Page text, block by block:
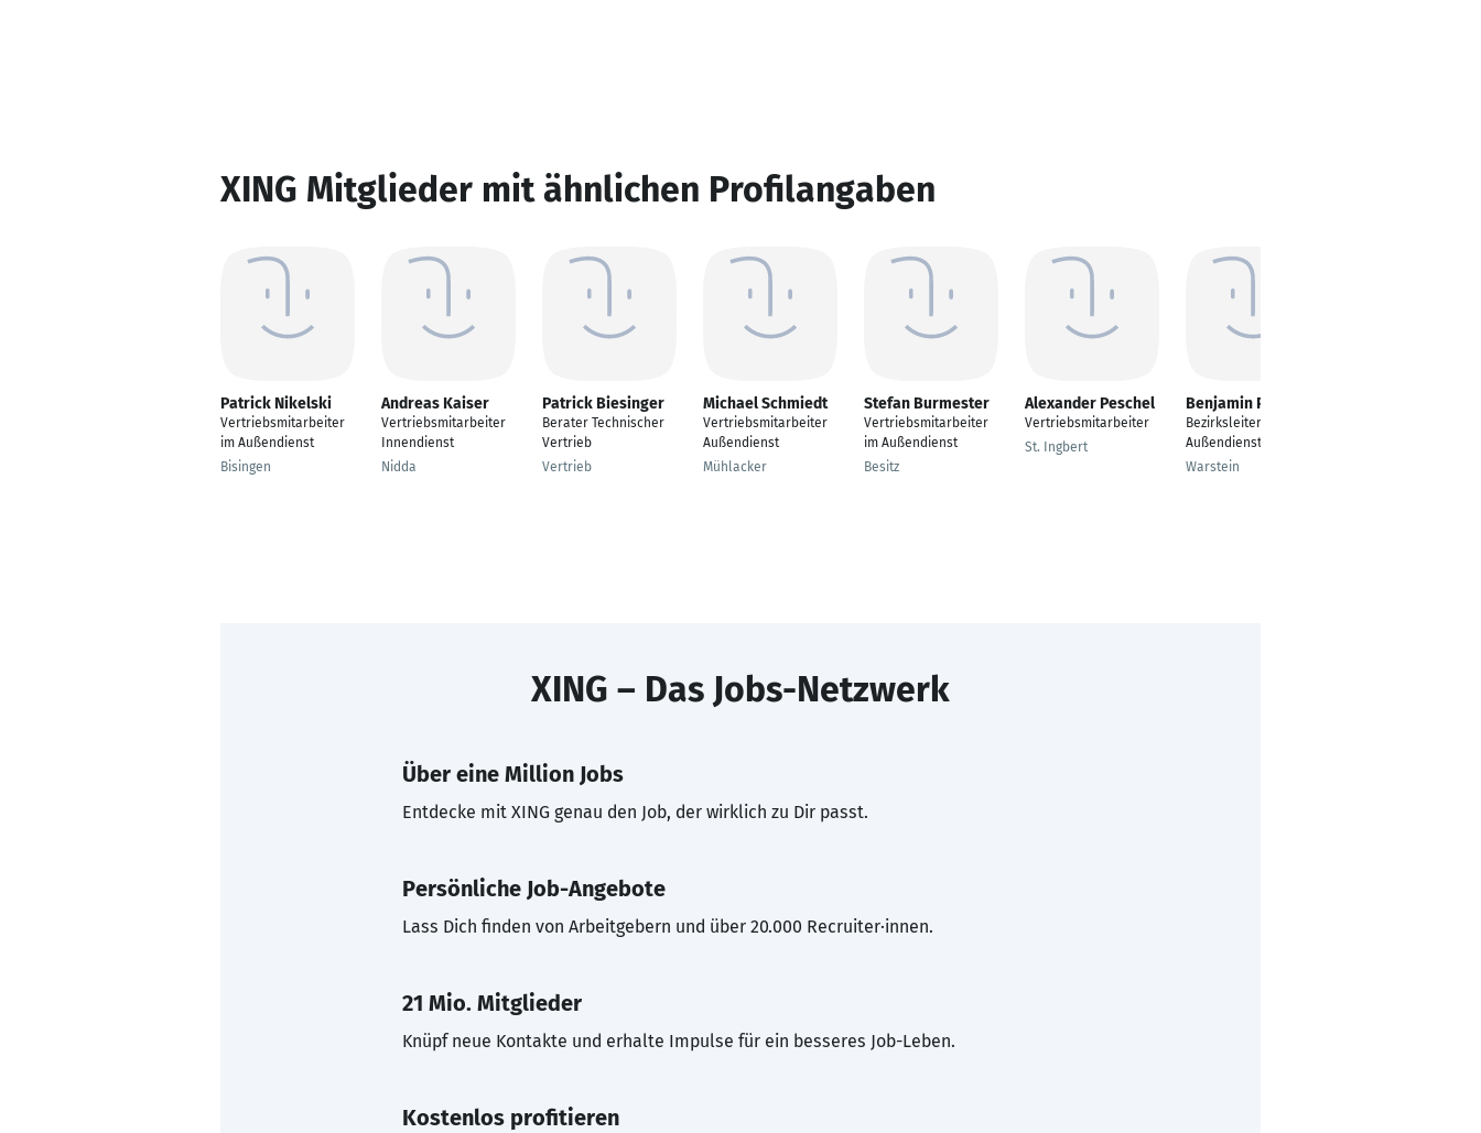
XING Mitglieder mit ähnlichen Profilangaben
Patrick Nikelski
Vertriebsmitarbeiter
im Außendienst
Bisingen
Andreas Kaiser
Vertriebsmitarbeiter
Innendienst
Nidda
Patrick Biesinger
Berater Technischer
Vertrieb
Vertrieb
Michael Schmiedt
Vertriebsmitarbeiter
Außendienst
Mühlacker
Stefan Burmester
Vertriebsmitarbeiter
im Außendienst
Besitz
Alexander Peschel
Vertriebsmitarbeiter
St. Ingbert
Benjamin Peters
Bezirksleiter im
Außendienst
Warstein
XING – Das Jobs-Netzwerk
Über eine Million Jobs
Entdecke mit XING genau den Job, der wirklich zu Dir passt.
Persönliche Job-Angebote
Lass Dich finden von Arbeitgebern und über 20.000 Recruiter·innen.
21 Mio. Mitglieder
Knüpf neue Kontakte und erhalte Impulse für ein besseres Job-Leben.
Kostenlos profitieren